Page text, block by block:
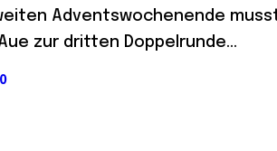
Adventswochenende
zur dritten Doppelrunde...